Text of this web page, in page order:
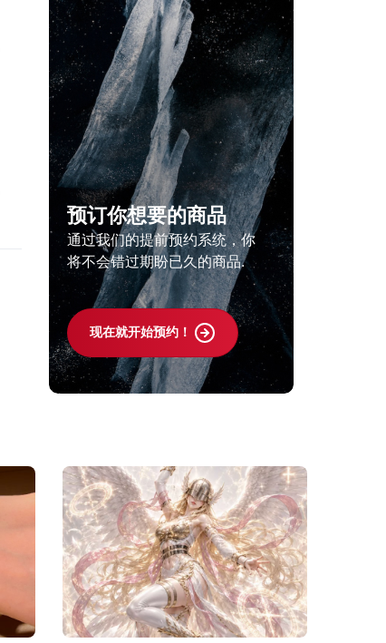
预订你想要的商品
通过我们的提前预约系统，你
将不会错过期盼已久的商品.
现在就开始预约！